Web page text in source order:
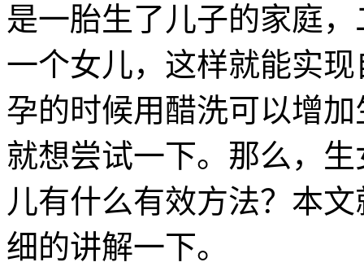
是一胎生了儿子的家庭
一个女儿，这样就能实
孕的时候用醋洗可以增
就想尝试一下。那么，
儿有什么有效方法？本
细的讲解一下。